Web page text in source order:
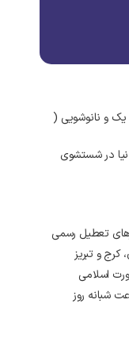
یک و نانوشویی (
در شستشوی
و تبریز
اسلامی